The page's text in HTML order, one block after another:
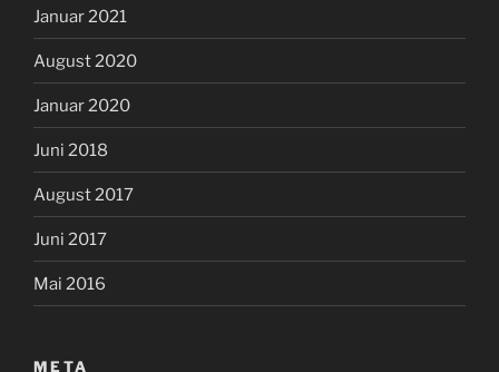
Januar 2021
August 2020
Januar 2020
Juni 2018
August 2017
Juni 2017
Mai 2016
META